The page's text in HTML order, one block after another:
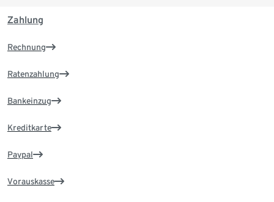
Zahlung
Rechnung
Ratenzahlung
Bankeinzug
Kreditkarte
Paypal
Vorauskasse